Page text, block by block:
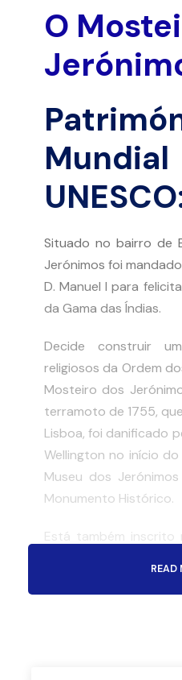
O
Situado no bairro de
Jerónimos foi
D. Manuel I para
da Gama das Índias.
Decide construir
religiosos da Ordem
Mosteiro dos
terramoto de 1755,
Lisboa, foi danificado
Wellington no início do
Museu dos
Monumento Histórico.
Está também inscrito
READ